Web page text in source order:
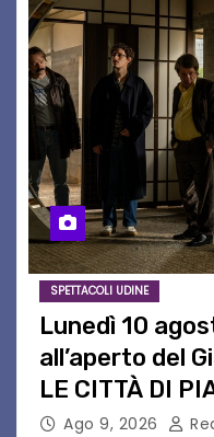
SPETTACOLI UDINE
Lunedì 10
all’aperto del
LE CITTÀ DI
Ago 9, 2026